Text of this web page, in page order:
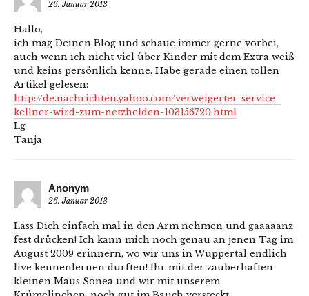
26. Januar 2013
Hallo,
ich mag Deinen Blog und schaue immer gerne vorbei,
auch wenn ich nicht viel über Kinder mit dem Extra weiß
und keins persönlich kenne. Habe gerade einen tollen
Artikel gelesen:
http://de.nachrichten.yahoo.com/verweigerter-service–
kellner-wird-zum-netzhelden-103156720.html
Lg
Tanja
Anonym
26. Januar 2013
Lass Dich einfach mal in den Arm nehmen und gaaaaanz
fest drücken! Ich kann mich noch genau an jenen Tag im
August 2009 erinnern, wo wir uns in Wuppertal endlich
live kennenlernen durften! Ihr mit der zauberhaften
kleinen Maus Sonea und wir mit unserem